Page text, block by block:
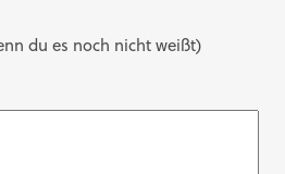
du es noch nicht weißt)